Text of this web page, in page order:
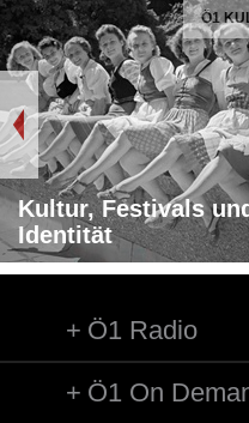
Ö1
Kultur, Festivals
Identität
Ö1 Radio
Ö1 On